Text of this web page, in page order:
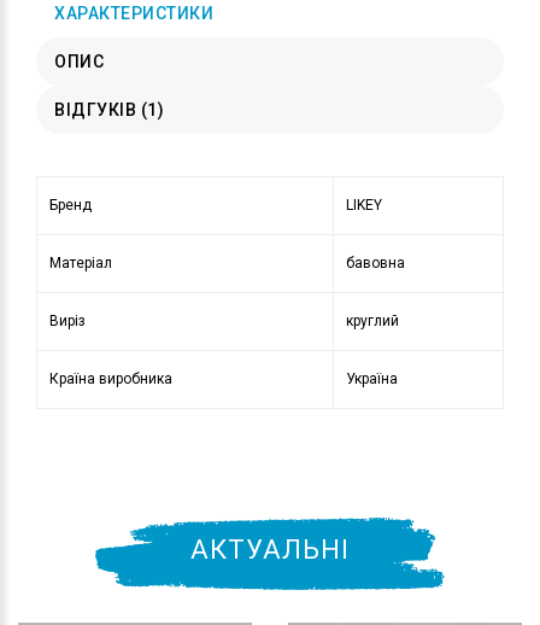
ХАРАКТЕРИСТИКИ
ОПИС
ВІДГУКІВ (1)
Бренд LIKEY
Матеріал бавовна
Виріз круглий
Країна виробника Україна
АКТУАЛЬНІ